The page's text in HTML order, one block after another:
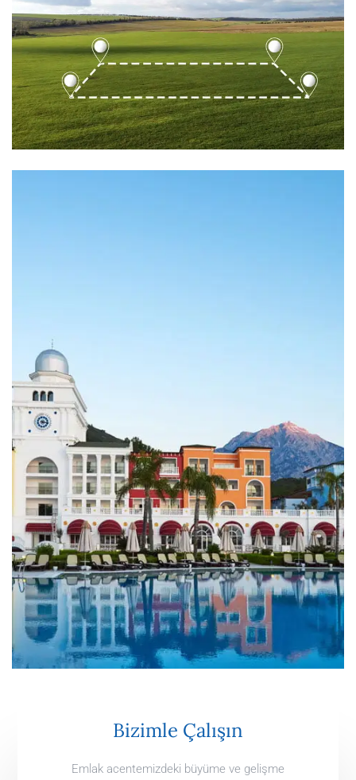
36 Properties
Bizimle Çalışın
Emlak acentemizdeki büyüme ve gelişme